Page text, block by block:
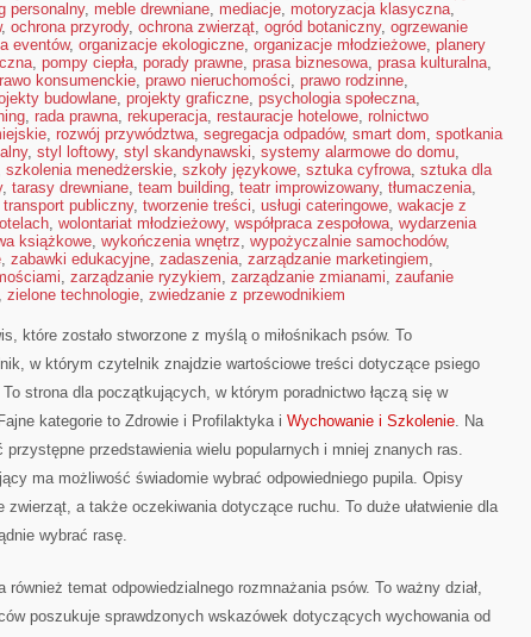
personalny, meble drewniane, mediacje, motoryzacja klasyczna,
, ochrona przyrody, ochrona zwierząt, ogród botaniczny, ogrzewanie
eventów, organizacje ekologiczne, organizacje młodzieżowe, planery
, pompy ciepła, porady prawne, prasa biznesowa, prasa kulturalna,
konsumenckie, prawo nieruchomości, prawo rodzinne,
budowlane, projekty graficzne, psychologia społeczna,
, rada prawna, rekuperacja, restauracje hotelowe, rolnictwo
, rozwój przywództwa, segregacja odpadów, smart dom, spotkania
, styl loftowy, styl skandynawski, systemy alarmowe do domu,
szkolenia menedżerskie, szkoły językowe, sztuka cyfrowa, sztuka dla
, tarasy drewniane, team building, teatr improwizowany, tłumaczenia,
transport publiczny, tworzenie treści, usługi cateringowe, wakacje z
, wolontariat młodzieżowy, współpraca zespołowa, wydarzenia
książkowe, wykończenia wnętrz, wypożyczalnie samochodów,
, zabawki edukacyjne, zadaszenia, zarządzanie marketingiem,
, zarządzanie ryzykiem, zarządzanie zmianami, zaufanie
, zielone technologie, zwiedzanie z przewodnikiem
które zostało stworzone z myślą o miłośnikach psów. To
w którym czytelnik znajdzie wartościowe treści dotyczące psiego
strona dla początkujących, w którym poradnictwo łączą się w
kategorie to Zdrowie i Profilaktyka i Wychowanie i Szkolenie. Na
przystępne przedstawienia wielu popularnych i mniej znanych ras.
ma możliwość świadomie wybrać odpowiedniego pupila. Opisy
zwierząt, a także oczekiwania dotyczące ruchu. To duże ułatwienie dla
wybrać rasę.
również temat odpowiedzialnego rozmnażania psów. To ważny dział,
poszukuje sprawdzonych wskazówek dotyczących wychowania od